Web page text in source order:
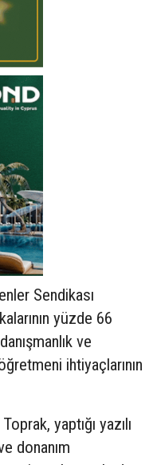
Sendikası
yüzde 66
ve
ihtiyaçlarının
yaptığı yazılı
donanım